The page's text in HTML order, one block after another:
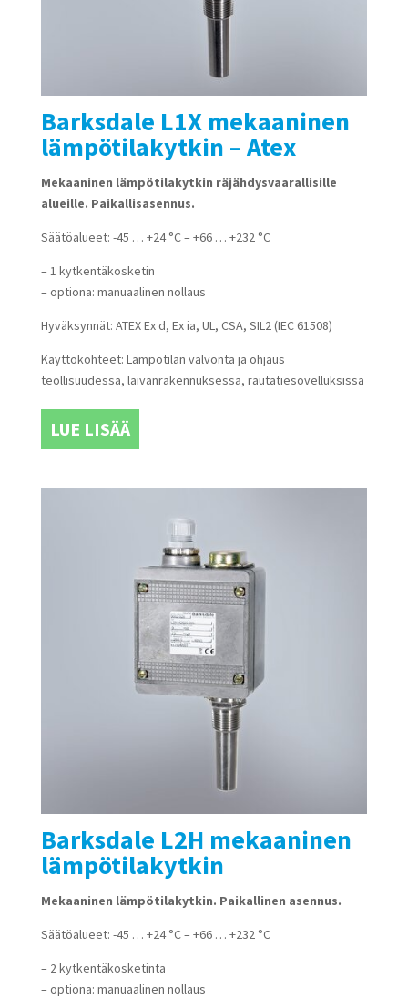
Barksdale L1X mekaaninen
lämpötilakytkin – Atex
Mekaaninen lämpötilakytkin räjähdysvaarallisille
alueille. Paikallisasennus.
Säätöalueet: -45 … +24 °C – +66 … +232 °C
– 1 kytkentäkosketin
– optiona: manuaalinen nollaus
Hyväksynnät: ATEX Ex d, Ex ia, UL, CSA, SIL2 (IEC 61508)
Käyttökohteet: Lämpötilan valvonta ja ohjaus
teollisuudessa, laivanrakennuksessa, rautatiesovelluksissa
LUE LISÄÄ
Barksdale L2H mekaaninen
lämpötilakytkin
Mekaaninen lämpötilakytkin. Paikallinen asennus.
Säätöalueet: -45 … +24 °C – +66 … +232 °C
– 2 kytkentäkosketinta
– optiona: manuaalinen nollaus